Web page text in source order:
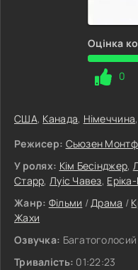
Оцінка
0
США, Канада, Німеччина,
Режисер: Сьюзен
У ролях: Кім Бесінджер,
Старр, Луіс Чавез,
Жанр: Фільми /Драма /
Жахи
Озвучка:
Тривалість: 01:22:23